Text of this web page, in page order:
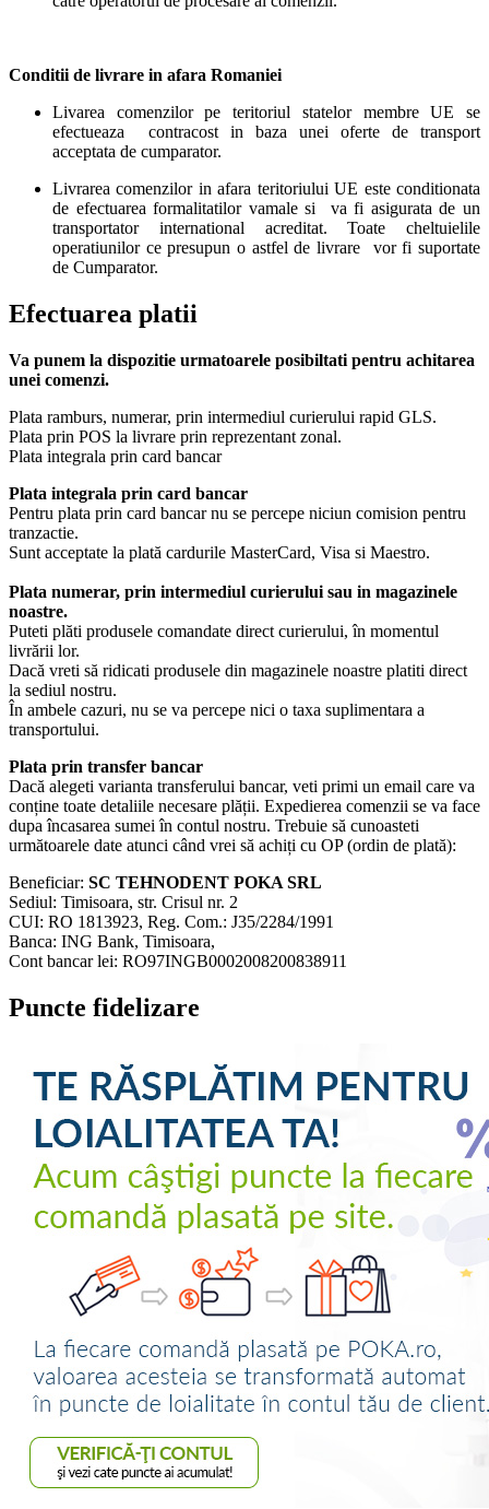
Conditii de livrare in afara Romaniei
Livarea comenzilor pe teritoriul statelor membre UE se
efectueaza contracost in baza unei oferte de transport
acceptata de cumparator.
Livrarea comenzilor in afara teritoriului UE este conditionata
de efectuarea formalitatilor vamale si va fi asigurata de un
transportator international acreditat. Toate cheltuielile
operatiunilor ce presupun o astfel de livrare vor fi suportate
de Cumparator.
Efectuarea platii
Va punem la dispozitie urmatoarele posibiltati pentru achitarea
unei comenzi.
Plata ramburs, numerar, prin intermediul curierului rapid GLS.
Plata prin POS la livrare prin reprezentant zonal.
Plata integrala prin card bancar
Plata integrala prin card bancar
Pentru plata prin card bancar nu se percepe niciun comision pentru
tranzactie.
Sunt acceptate la plată cardurile MasterCard, Visa si Maestro.
Plata numerar, prin intermediul curierului sau in magazinele
noastre.
Puteti plăti produsele comandate direct curierului, în momentul
livrării lor.
Dacă vreti să ridicati produsele din magazinele noastre platiti direct
la sediul nostru.
În ambele cazuri, nu se va percepe nici o taxa suplimentara a
transportului.
Plata prin transfer bancar
Dacă alegeti varianta transferului bancar, veti primi un email care va
conține toate detaliile necesare plății. Expedierea comenzii se va face
dupa încasarea sumei în contul nostru. Trebuie să cunoasteti
următoarele date atunci când vrei să achiți cu OP (ordin de plată):
Beneficiar: SC TEHNODENT POKA SRL
Sediul: Timisoara, str. Crisul nr. 2
CUI: RO 1813923, Reg. Com.: J35/2284/1991
Banca: ING Bank, Timisoara,
Cont bancar lei: RO97INGB0002008200838911
Puncte fidelizare